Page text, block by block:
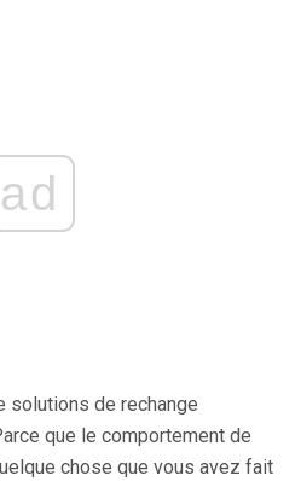
ad
solutions de rechange
que le comportement de
chose que vous avez fait